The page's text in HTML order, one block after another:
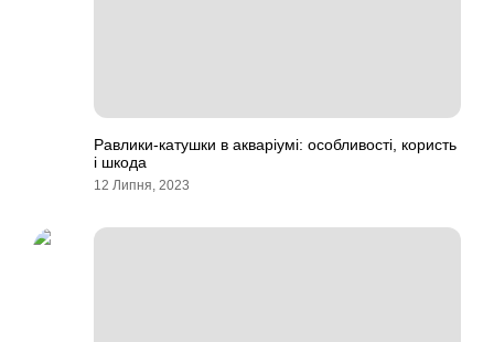
Равлики-катушки в акваріумі: особливості, користь
і шкода
12 Липня, 2023